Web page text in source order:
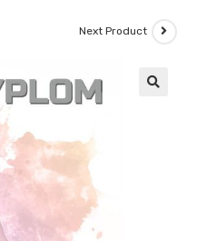
Next Product